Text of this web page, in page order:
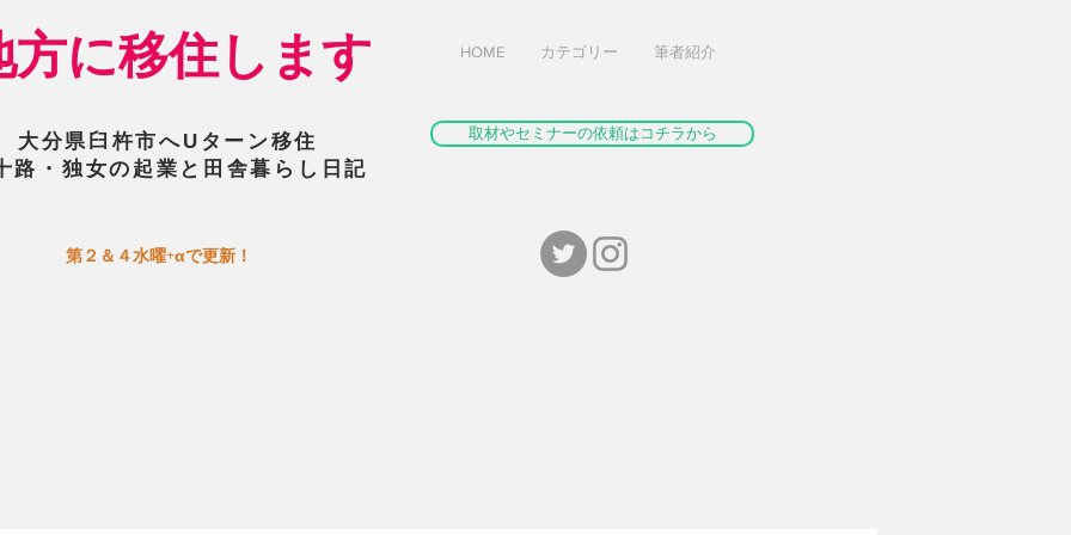
HOME カテゴリー 筆者紹介
方に移住します
大分県臼杵市へUターン移住
路・独女の起業と田舎暮らし日記
取材やセミナーの依頼はコチラから
​第２＆４水曜+αで更新！